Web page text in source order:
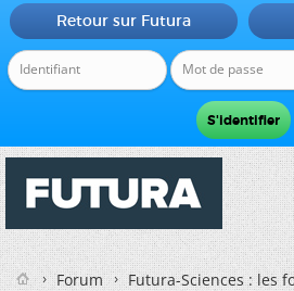
Retour sur Futura
Forum
Futura-Sciences : les